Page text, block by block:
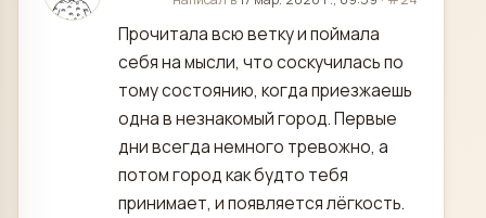
Прочитала всю ветку и поймала
себя на мысли, что соскучилась по
тому состоянию, когда приезжаешь
одна в незнакомый город. Первые
дни всегда немного тревожно, а
потом город как будто тебя
принимает, и появляется лёгкость.